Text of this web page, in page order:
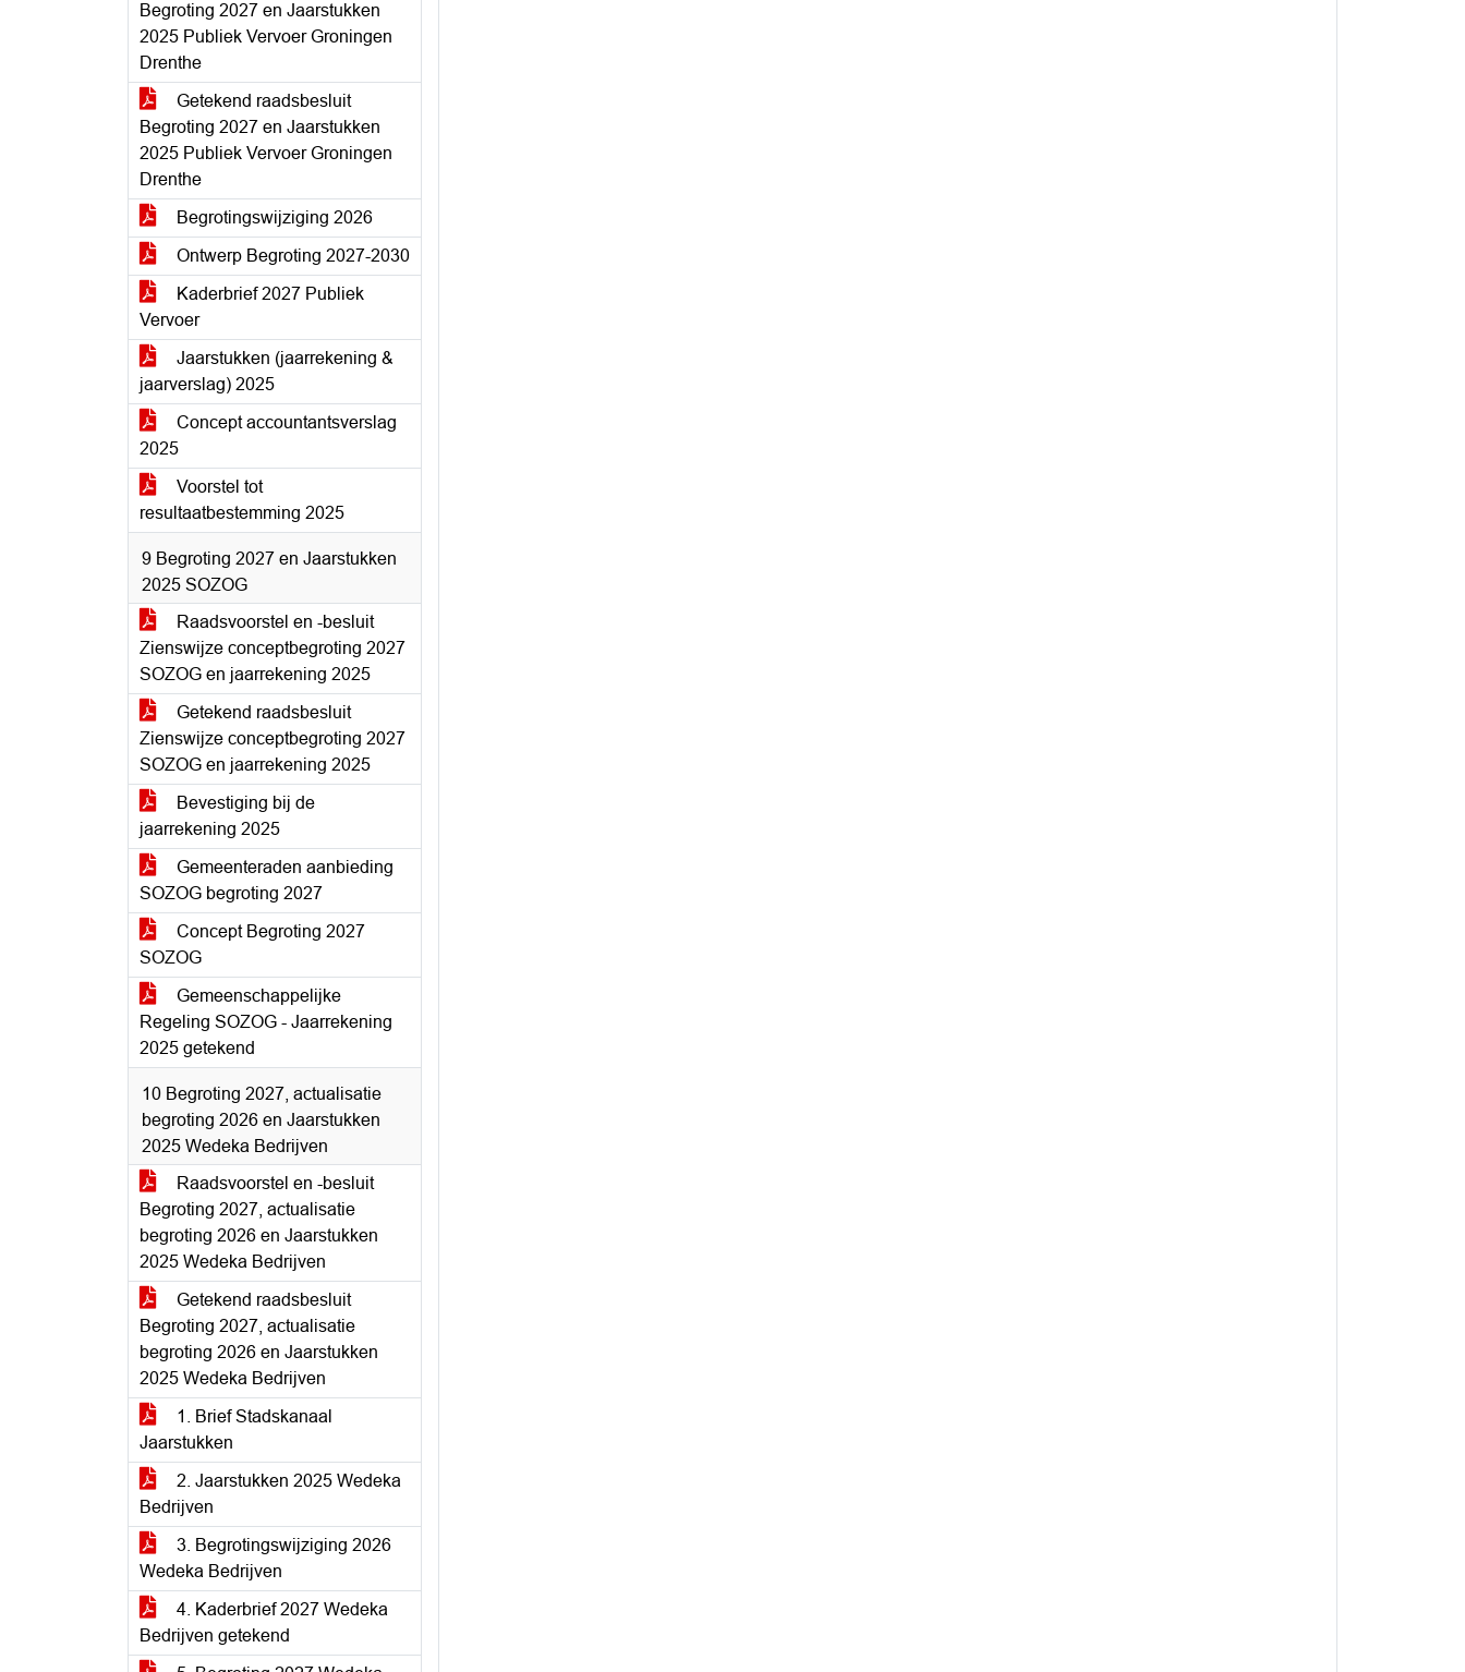
Begroting 2027 en Jaarstukken
2025 Publiek Vervoer Groningen
Drenthe
Getekend raadsbesluit
Begroting 2027 en Jaarstukken
2025 Publiek Vervoer Groningen
Drenthe
Begrotingswijziging 2026
Ontwerp Begroting 2027-2030
Kaderbrief 2027 Publiek
Vervoer
Jaarstukken (jaarrekening &
jaarverslag) 2025
Concept accountantsverslag
2025
Voorstel tot
resultaatbestemming 2025
9 Begroting 2027 en Jaarstukken
2025 SOZOG
Raadsvoorstel en -besluit
Zienswijze conceptbegroting 2027
SOZOG en jaarrekening 2025
Getekend raadsbesluit
Zienswijze conceptbegroting 2027
SOZOG en jaarrekening 2025
Bevestiging bij de
jaarrekening 2025
Gemeenteraden aanbieding
SOZOG begroting 2027
Concept Begroting 2027
SOZOG
Gemeenschappelijke
Regeling SOZOG - Jaarrekening
2025 getekend
10 Begroting 2027, actualisatie
begroting 2026 en Jaarstukken
2025 Wedeka Bedrijven
Raadsvoorstel en -besluit
Begroting 2027, actualisatie
begroting 2026 en Jaarstukken
2025 Wedeka Bedrijven
Getekend raadsbesluit
Begroting 2027, actualisatie
begroting 2026 en Jaarstukken
2025 Wedeka Bedrijven
1. Brief Stadskanaal
Jaarstukken
2. Jaarstukken 2025 Wedeka
Bedrijven
3. Begrotingswijziging 2026
Wedeka Bedrijven
4. Kaderbrief 2027 Wedeka
Bedrijven getekend